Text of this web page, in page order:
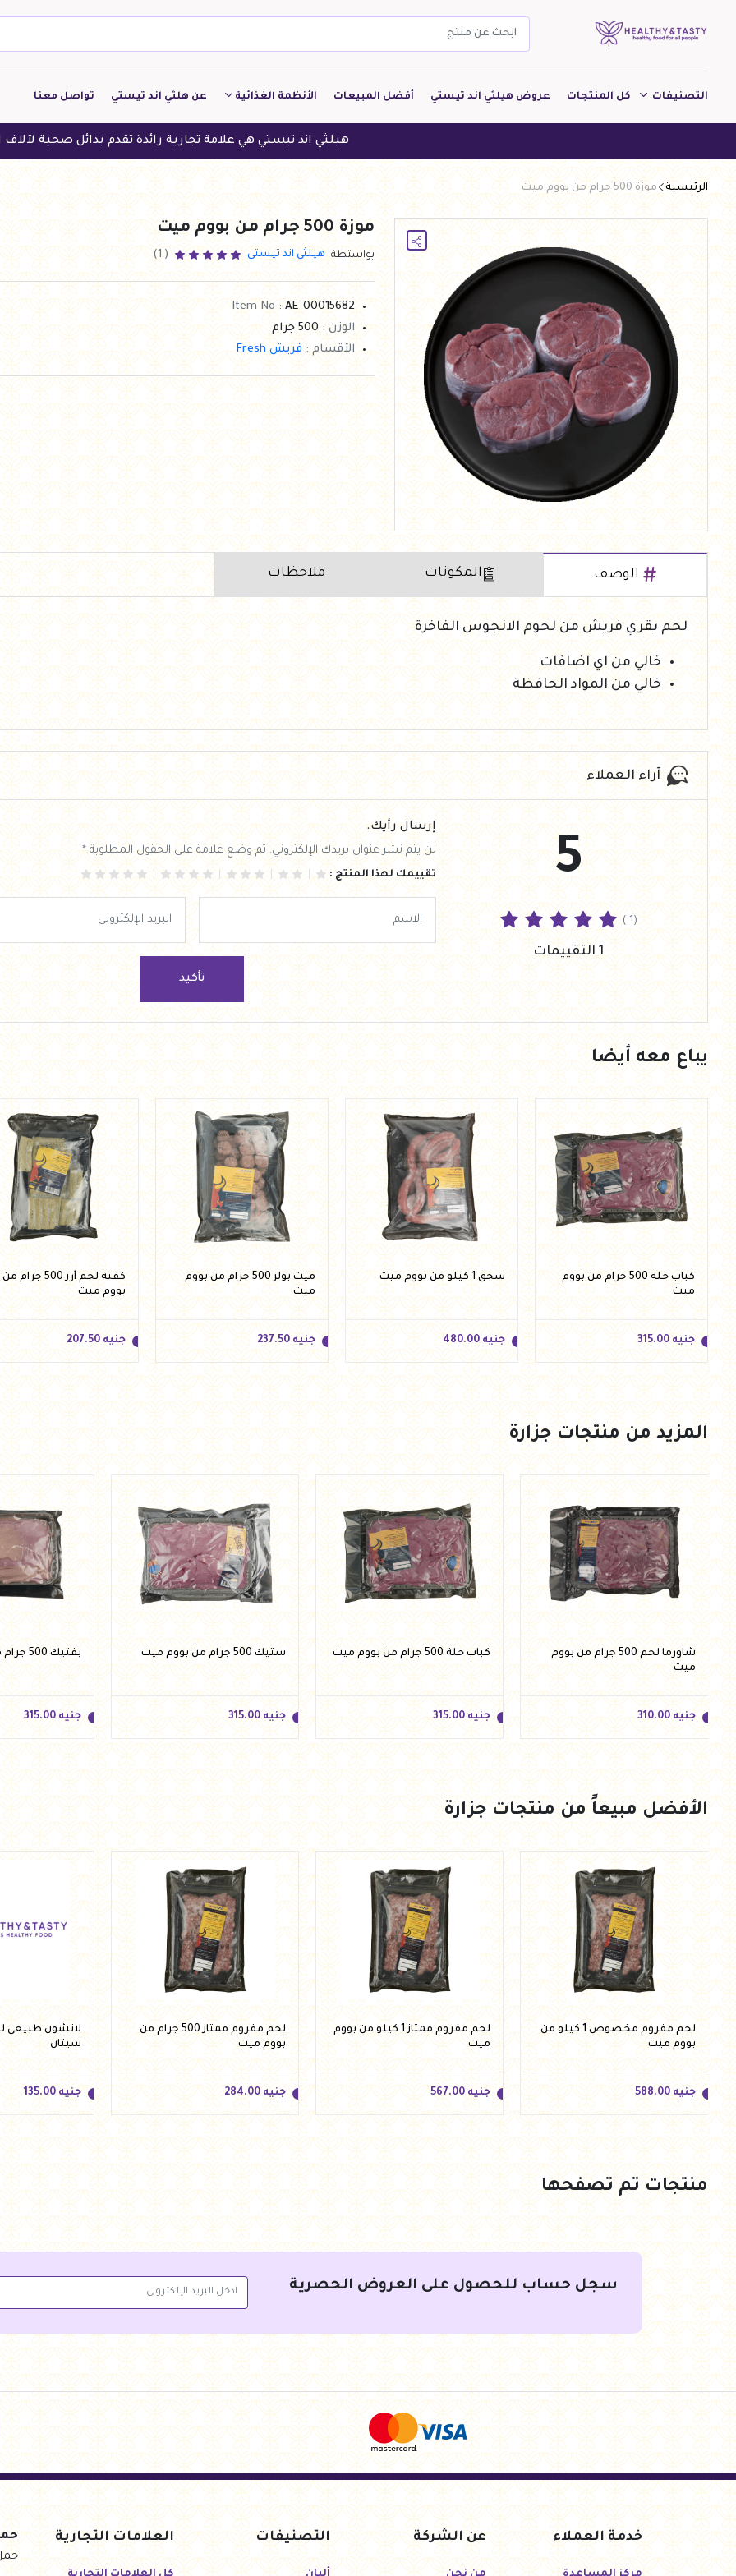
التصنيفات
مخبوزات
معجنات Pastry
بقالة
ألبان
بارات طاقة
دواجن
العروض Offers
جزارة
رايس كيك Rice cake
هيلثي كولا
كل المنتجات عروض هيلثي اند تيستي أفضل المبيعات الأنظمة الغذائية
منخفض الكربوهيدرات
منخفض البروتين
النباتين
النظام النباتي
عن هلثي اند تيستي تواصل معنا
هيلثي اند تيستي هي علامة تجارية رائدة تقدم بدائل صحية لآلاف العملاء في
الرئيسية موزة 500 جرام من بووم ميت
موزة 500 جرام من بووم ميت
بواستطة هيلثي اند تيستى ( 1)
Item No : AE-00015682
الوزن : 500 جرام
الأقسام : فريش Fresh
الوصف المكونات ملاحظات
لحم بقري فريش من لحوم الانجوس الفاخرة
خالي من اي اضافات
خالي من المواد الحافظة
آراء العملاء
5
( 1)
1 التقييمات
إرسال رأيك.
لن يتم نشر عنوان بريدك الإلكتروني. تم وضع علامة على الحقول المطلوبة *
تقييمك لهذا المنتج :
تأكيد
يباع معه أيضا
كباب حلة 500 جرام من بووم
ميت
جنيه 315.00
جنيه 315.00
أضف للسلة
سجق 1 كيلو من بووم ميت
جنيه 480.00
جنيه 480.00
أضف للسلة
ميت بولز 500 جرام من بووم
ميت
جنيه 237.50
جنيه 237.50
أضف للسلة
كفتة لحم أرز 500 جرام من
بووم ميت
جنيه 207.50
جنيه 207.50
أضف للسلة
المزيد من منتجات جزارة
شاورما لحم 500 جرام من بووم
ميت
جنيه 310.00
جنيه 310.00
أضف للسلة
كباب حلة 500 جرام من بووم ميت
جنيه 315.00
جنيه 315.00
أضف للسلة
ستيك 500 جرام من بووم ميت
جنيه 315.00
جنيه 315.00
أضف للسلة
بفتيك 500 جرام من بووم ميت
جنيه 315.00
جنيه 315.00
الأفضل مبيعاً من منتجات جزارة
لحم مفروم مخصوص 1 كيلو من
بووم ميت
جنيه 588.00
جنيه 588.00
أضف للسلة
لحم مفروم ممتاز 1 كيلو من بووم
ميت
جنيه 567.00
جنيه 567.00
أضف للسلة
لحم مفروم ممتاز 500 جرام من
بووم ميت
جنيه 284.00
جنيه 284.00
أضف للسلة
سيتان
جنيه 135.00
جنيه 135.00
منتجات تم تصفحها
سجل حساب للحصول على العروض الحصرية
خدمة العملاء عن الشركة التصنيفات العلامات التجارية